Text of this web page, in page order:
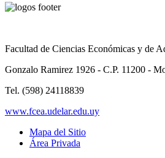
Facultad de Ciencias Económicas y de
Gonzalo Ramirez 1926 - C.P. 11200 -
Tel. (598) 24118839
www.fcea.udelar.edu.uy
Mapa del Sitio
Área Privada